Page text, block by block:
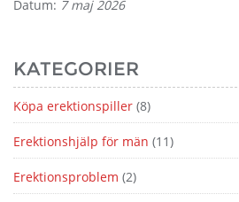
Datum: 7 maj 2026
KATEGORIER
Köpa erektionspiller (8)
Erektionshjälp för män (11)
Erektionsproblem (2)